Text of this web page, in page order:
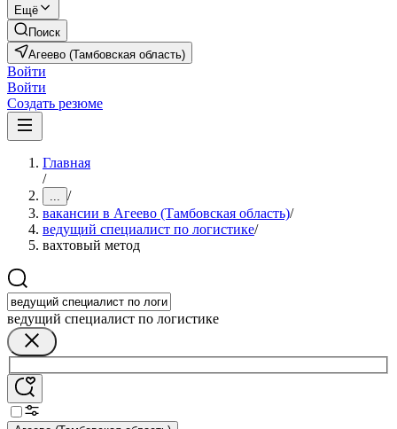
Ещё
Поиск
Агеево (Тамбовская область)
Войти
Войти
Создать резюме
Главная
/
... /
вакансии в Агеево (Тамбовская область)/
ведущий специалист по логистике/
вахтовый метод
ведущий специалист по логистике